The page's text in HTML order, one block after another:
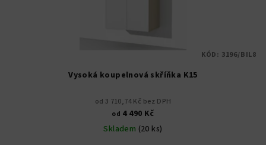
Vysoká koupelnová skříňka K15
od 3 710,74 Kč bez DPH
od 4 490 Kč
Skladem (20 ks)
KÓD: 3196/BIL8